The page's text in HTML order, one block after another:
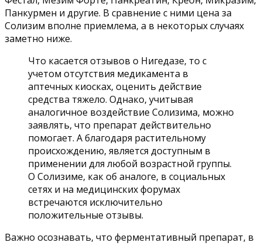
Панкурмен и другие. В сравнение с ними цена за
Солизим вполне приемлема, а в некоторых случаях
заметно ниже.
Что касается отзывов о Нигедазе, то с
учетом отсутствия медикамента в
аптечных киосках, оценить действие
средства тяжело. Однако, учитывая
аналогичное воздействие Солизима, можно
заявлять, что препарат действительно
помогает. А благодаря растительному
происхождению, является доступным в
применении для любой возрастной группы.
О Солизиме, как об аналоге, в социальных
сетях и на медицинских форумах
встречаются исключительно
положительные отзывы.
Важно осознавать, что ферментативный препарат, в